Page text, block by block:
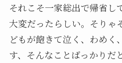
それこそ一家総出で帰省し
大変だったらしい。そりゃ
どもが飽きて泣く、わめく
す、そんなことばっかりだ